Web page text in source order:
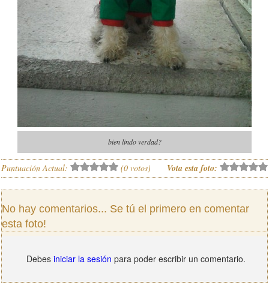
bien lindo verdad?
Puntuación Actual: (0 votos) Vota esta foto:
No hay comentarios... Se tú el primero en comentar
esta foto!
Debes iniciar la sesión para poder escribir un comentario.